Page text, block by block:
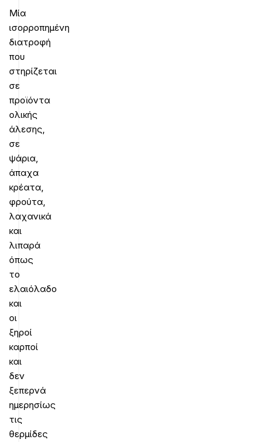
Μία
ισορροπημένη
διατροφή
που
στηρίζεται
σε
προϊόντα
ολικής
άλεσης,
σε
ψάρια,
άπαχα
κρέατα,
φρούτα,
λαχανικά
και
λιπαρά
όπως
το
ελαιόλαδο
και
οι
ξηροί
καρποί
και
δεν
ξεπερνά
ημερησίως
τις
θερμίδες